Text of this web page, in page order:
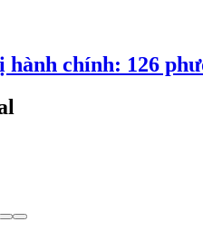
hành chính: 126